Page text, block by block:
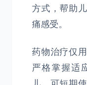
方式，帮助
痛感受。
药物治疗仅
严格掌握适